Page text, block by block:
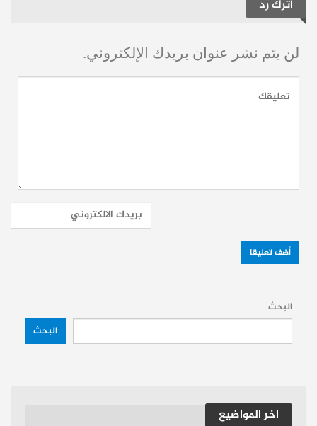
التبادل التجاري “بدأ يستعيد عافيته تدريجياً بعد
سنوات من التراجع”.
قفزة في الصادرات واستئناف تدريجي
حساباتنا: فيسبوك
اترك رد
لن يتم نشر عنوان بريدك الإلكتروني.
البحث
البحث
اخر المواضيع